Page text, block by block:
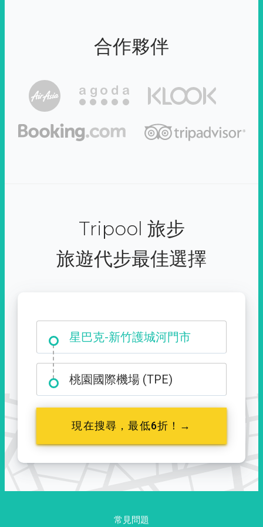
合作夥伴
Tripool 旅步
旅遊代步最佳選擇
星巴克-新竹護城河門市
大霸尖山登山口
桃園國際機場 (TPE)
現在搜尋，最低6折！→
常見問題